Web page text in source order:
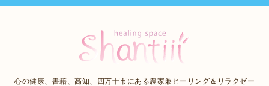
心の健康、書籍、高知、四万十市にある農家兼ヒーリング＆リラクゼー